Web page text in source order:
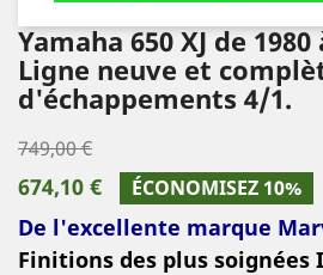
Yamaha 650 XJ de
Ligne neuve et
d'échappements 4/1.
749,00 €
674,10 € ÉCONOMISEZ 10%
De l'excellente marque
Finitions des plus soignées